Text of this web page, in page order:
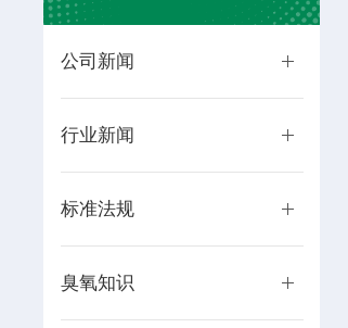
公司新闻
行业新闻
标准法规
臭氧知识